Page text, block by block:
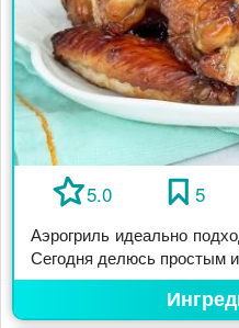
5.0 5
Аэрогриль идеально
Сегодня делюсь простым